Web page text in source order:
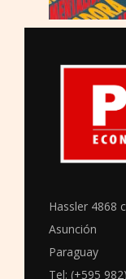
Hassler 4868
Asunción
Paraguay
Tel: (+595